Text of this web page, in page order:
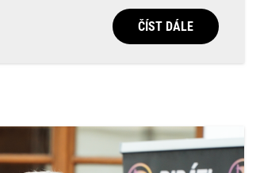
ČÍST DÁLE